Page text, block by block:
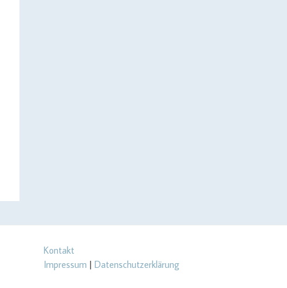
Kontakt
Impressum | Datenschutzerklärung